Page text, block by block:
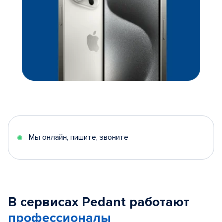
Мы онлайн, пишите, звоните
В сервисах Pedant работают
профессионалы